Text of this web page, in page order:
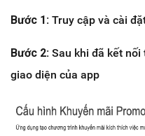
Bước 1: Truy cập và cài
Bước 2: Sau khi đã kết nối
giao diện của app